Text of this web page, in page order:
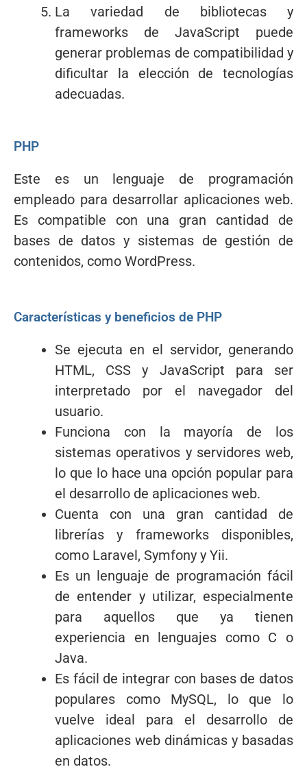
La variedad de bibliotecas y
frameworks de JavaScript puede
generar problemas de compatibilidad y
dificultar la elección de tecnologías
adecuadas.
PHP
Este es un lenguaje de programación
empleado para desarrollar aplicaciones web.
Es compatible con una gran cantidad de
bases de datos y sistemas de gestión de
contenidos, como WordPress.
Características y beneficios de PHP
Se ejecuta en el servidor, generando
HTML, CSS y JavaScript para ser
interpretado por el navegador del
usuario.
Funciona con la mayoría de los
sistemas operativos y servidores web,
lo que lo hace una opción popular para
el desarrollo de aplicaciones web.
Cuenta con una gran cantidad de
librerías y frameworks disponibles,
como Laravel, Symfony y Yii.
Es un lenguaje de programación fácil
de entender y utilizar, especialmente
para aquellos que ya tienen
experiencia en lenguajes como C o
Java.
Es fácil de integrar con bases de datos
populares como MySQL, lo que lo
vuelve ideal para el desarrollo de
aplicaciones web dinámicas y basadas
en datos.